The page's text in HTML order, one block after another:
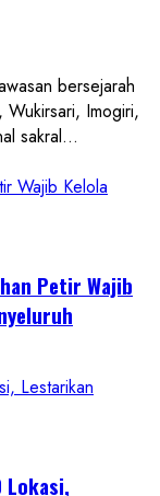
bersejarah
Imogiri,
sakral...
Wajib Kelola
Petir Wajib
Lestarikan
Lokasi,